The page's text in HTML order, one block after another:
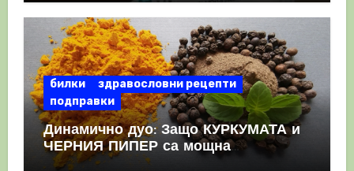
билки
здравословни рецепти
подправки
Динамично дуо: Защо КУРКУМАТА и
ЧЕРНИЯ ПИПЕР са мощна
комбинация